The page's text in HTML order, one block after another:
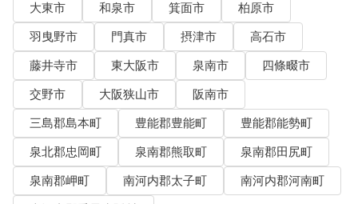
大東市
和泉市 箕面市
柏原市
羽曳野市
門真市 摂津市
高石市
藤井寺市
東大阪市 泉南市
四條畷市
交野市
大阪狭山市
阪南市
三島郡島本町
豊能郡豊能町
豊能郡能勢町
泉北郡忠岡町
泉南郡熊取町
泉南郡田尻町
泉南郡岬町
南河内郡太子町
南河内郡河南町